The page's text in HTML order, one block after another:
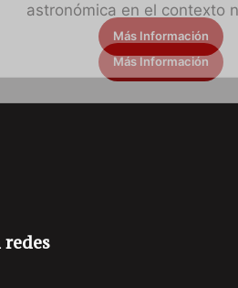
astronómica en el contexto
Más Información